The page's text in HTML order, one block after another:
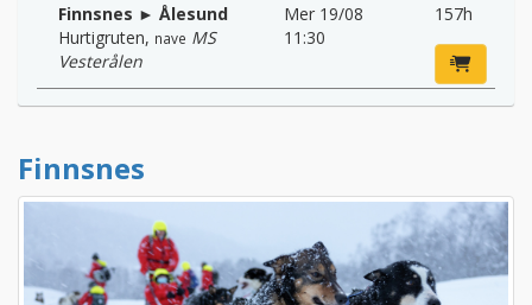
Finnsnes ► Ålesund
Hurtigruten, nave MS
Vesterålen
Mer 19/08
11:30
157h
Finnsnes